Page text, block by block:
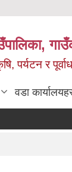
पर्यटन र
वडा